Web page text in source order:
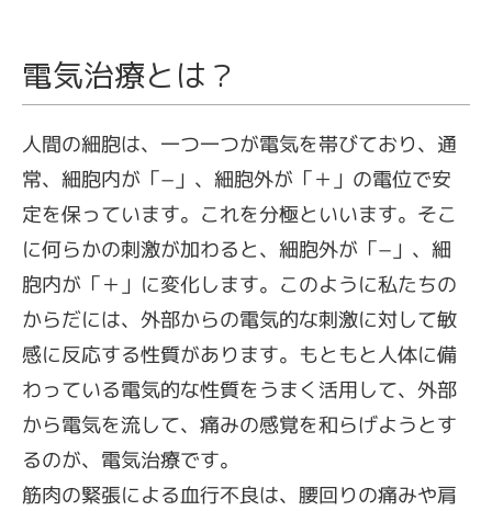
電気治療とは？
人間の細胞は、一つ一つが電気を帯びており、通
常、細胞内が「−」、細胞外が「＋」の電位で安
定を保っています。これを分極といいます。そこ
に何らかの刺激が加わると、細胞外が「−」、細
胞内が「＋」に変化します。このように私たちの
からだには、外部からの電気的な刺激に対して敏
感に反応する性質があります。もともと人体に備
わっている電気的な性質をうまく活用して、外部
から電気を流して、痛みの感覚を和らげようとす
るのが、電気治療です。
筋肉の緊張による血行不良は、腰回りの痛みや肩